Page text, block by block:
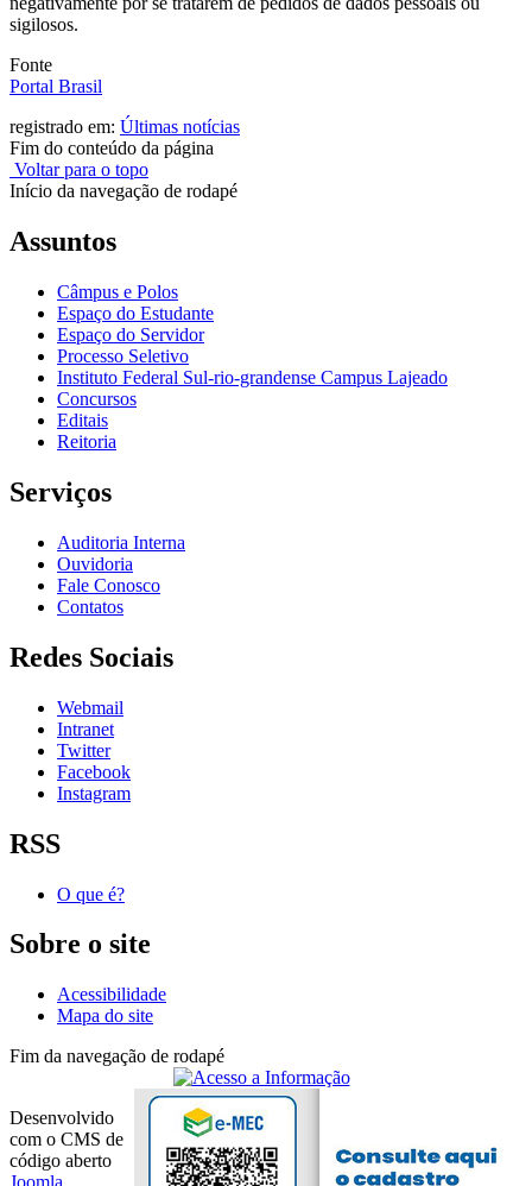
sigilosos.
Fonte
Portal Brasil
registrado em: Últimas notícias
Fim do conteúdo da página
Voltar para o topo
Início da navegação de rodapé
Assuntos
Câmpus e Polos
Espaço do Estudante
Espaço do Servidor
Processo Seletivo
Instituto Federal Sul-rio-grandense Campus Lajeado
Concursos
Editais
Reitoria
Serviços
Auditoria Interna
Ouvidoria
Fale Conosco
Contatos
Redes Sociais
Webmail
Intranet
Twitter
Facebook
Instagram
RSS
O que é?
Sobre o site
Acessibilidade
Mapa do site
Fim da navegação de rodapé
Desenvolvido
com o CMS de
código aberto